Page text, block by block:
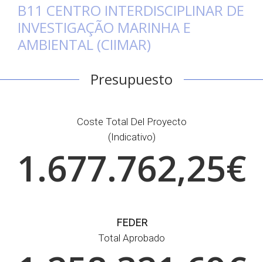
B11 CENTRO INTERDISCIPLINAR DE
INVESTIGAÇÃO MARINHA E
AMBIENTAL (CIIMAR)
Presupuesto
Coste Total Del Proyecto
(indicativo)
1.677.762,25€
FEDER
Total Aprobado